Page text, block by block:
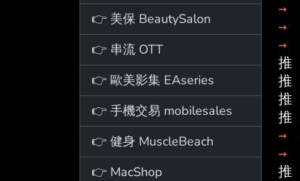
👉 美保 BeautySalon
👉 串流 OTT
👉 歐美影集 EAseries
👉 手機交易 mobilesales
👉 健身 MuscleBeach
👉 MacShop
→
→
→
推
推
推
推
→
→
推